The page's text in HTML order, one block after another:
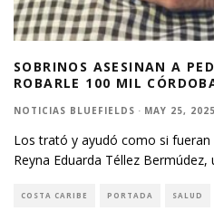
SOBRINOS ASESINAN A
ROBARLE 100 MIL
NOTICIAS BLUEFIELDS · MAY 25, 2025
Los trató y ayudó como si
Reyna Eduarda Téllez Bermúdez,
COSTA CARIBE PORTADA SALUD